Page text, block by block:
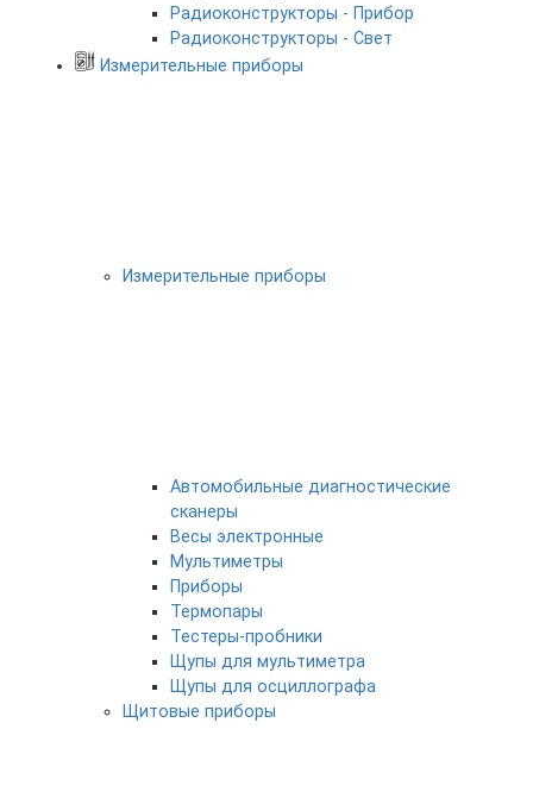
Радиоконструкторы - Прибор
Радиоконструкторы - Свет
Измерительные приборы
Измерительные приборы
Автомобильные диагностические
сканеры
Весы электронные
Мультиметры
Приборы
Термопары
Тестеры-пробники
Щупы для мультиметра
Щупы для осциллографа
Щитовые приборы